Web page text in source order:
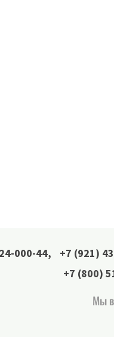
000-44, +7 (921)
+7 (800)
Мы в